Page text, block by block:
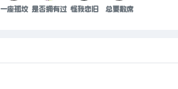
一座孤坟 是否拥有过 怪我恋旧 总要散席